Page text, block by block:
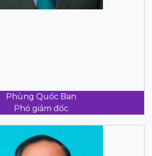
Phùng Quốc Ban
Phó giám đốc